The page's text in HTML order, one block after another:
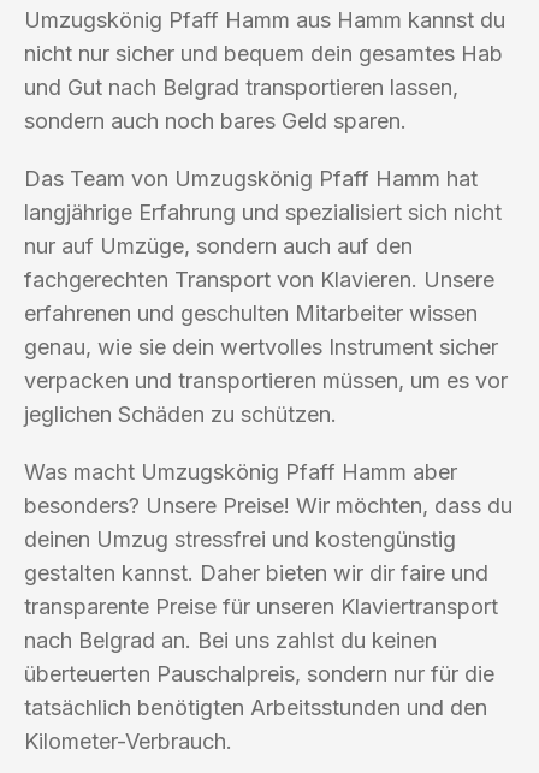
Umzugskönig Pfaff Hamm aus Hamm kannst du
nicht nur sicher und bequem dein gesamtes Hab
und Gut nach Belgrad transportieren lassen,
sondern auch noch bares Geld sparen.
Das Team von Umzugskönig Pfaff Hamm hat
langjährige Erfahrung und spezialisiert sich nicht
nur auf Umzüge, sondern auch auf den
fachgerechten Transport von Klavieren. Unsere
erfahrenen und geschulten Mitarbeiter wissen
genau, wie sie dein wertvolles Instrument sicher
verpacken und transportieren müssen, um es vor
jeglichen Schäden zu schützen.
Was macht Umzugskönig Pfaff Hamm aber
besonders? Unsere Preise! Wir möchten, dass du
deinen Umzug stressfrei und kostengünstig
gestalten kannst. Daher bieten wir dir faire und
transparente Preise für unseren Klaviertransport
nach Belgrad an. Bei uns zahlst du keinen
überteuerten Pauschalpreis, sondern nur für die
tatsächlich benötigten Arbeitsstunden und den
Kilometer-Verbrauch.